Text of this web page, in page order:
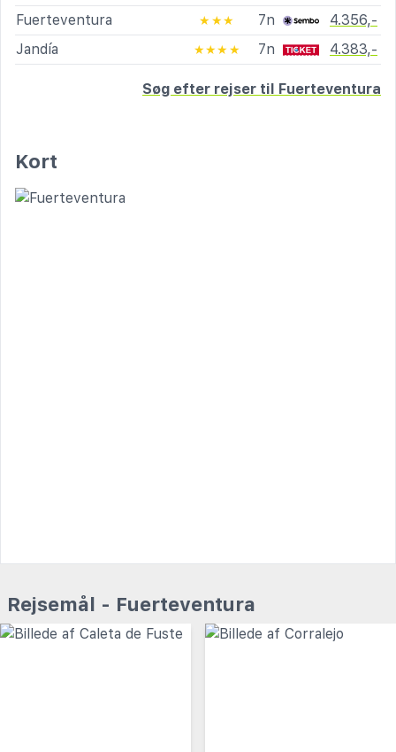
Fuerteventura
★★★ 7n
4.356,-
Jandía
★★★★ 7n 4.383,-
Søg efter rejser til Fuerteventura
Kort
Rejsemål - Fuerteventura